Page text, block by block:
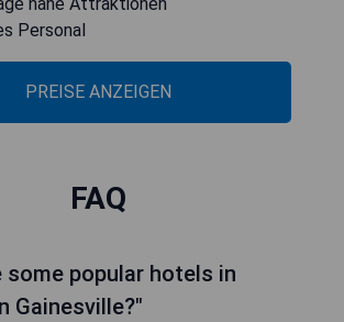
Personal
PREISE ANZEIGEN
FAQ
some popular hotels in
Gainesville?"